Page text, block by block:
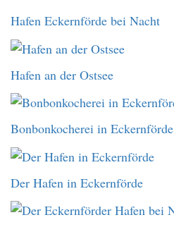
Hafen Eckernförde bei Nacht
Hafen an der Ostsee
Bonbonkocherei in Eckernförde
Der Hafen in Eckernförde